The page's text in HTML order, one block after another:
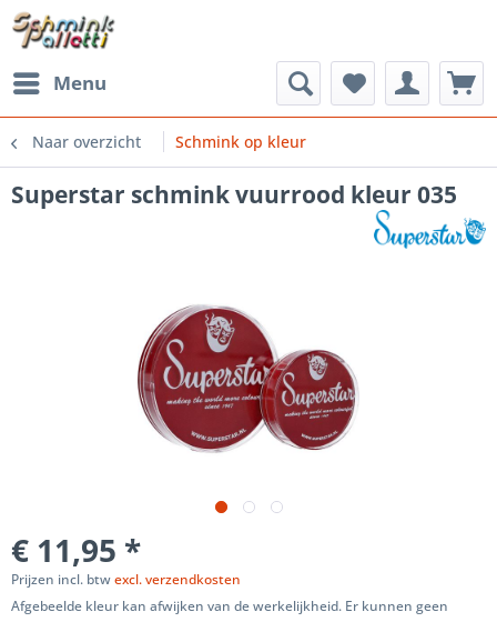
Menu
Naar overzicht Schmink op kleur
Superstar schmink vuurrood kleur 035
€ 11,95 *
Prijzen incl. btwexcl. verzendkosten
Afgebeelde kleur kan afwijken van de werkelijkheid. Er kunnen geen